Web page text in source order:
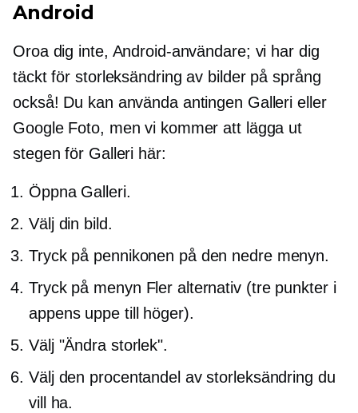
Android
Oroa dig inte, Android-användare; vi har dig
täckt för storleksändring av bilder på språng
också! Du kan använda antingen Galleri eller
Google Foto, men vi kommer att lägga ut
stegen för Galleri här:
Öppna Galleri.
Välj din bild.
Tryck på pennikonen på den nedre menyn.
Tryck på menyn Fler alternativ (tre punkter i
appens uppe till höger).
Välj "Ändra storlek".
Välj den procentandel av storleksändring du
vill ha.